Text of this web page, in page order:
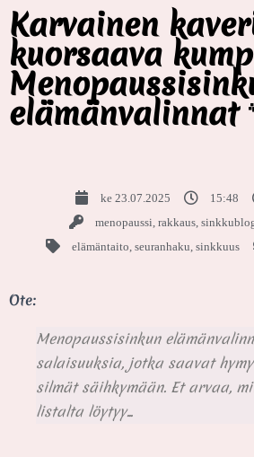
Karvainen
kuorsaava
elämänvalinnat
ke 23.07.2025 15:48
menopaussi rakkaus
elämäntaito seuranhaku sinkkuus
Ote:
Menopaussisinkun
salaisuuksia, jotka saavat
silmät säihkymään. Et arvaa,
listalta löytyy...